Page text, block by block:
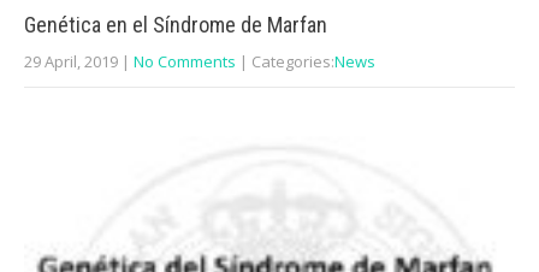
Genética en el Síndrome de Marfan
29 April, 2019 | No Comments | Categories:News